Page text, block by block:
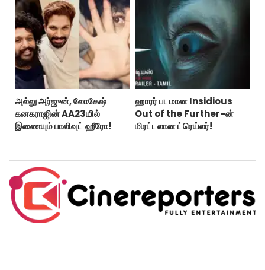
அல்லு அர்ஜுன், லோகேஷ்
கனகராஜின் AA23யில்
இணையும் பாலிவுட் ஹீரோ!
ஹாரர் படமான Insidious
Out of the Further-ன்
மிரட்டலான ட்ரெய்லர்!